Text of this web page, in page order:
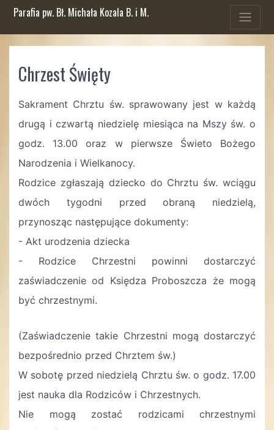
Parafia pw. Bł. Michała Kozala B. i M.
Chrzest Święty
Sakrament Chrztu św. sprawowany jest w każdą
drugą i czwartą niedzielę miesiąca na Mszy św. o
godz. 13.00 oraz w pierwsze Świeto Bożego
Narodzenia i Wielkanocy.
Rodzice zgłaszają dziecko do Chrztu św. wciągu
dwóch tygodni przed obraną niedzielą,
przynosząc następujące dokumenty:
- Akt urodzenia dziecka
- Rodzice Chrzestni powinni dostarczyć
zaświadczenie od Księdza Proboszcza że mogą
być chrzestnymi.
(Zaświadczenie takie Chrzestni mogą dostarczyć
bezpośrednio przed Chrztem św.)
W sobotę przed niedzielą Chrztu św. o godz. 17.00
jest nauka dla Rodziców i Chrzestnych.
Nie mogą zostać rodzicami chrzestnymi